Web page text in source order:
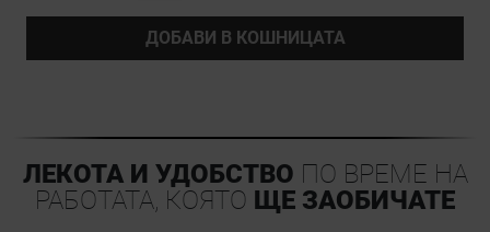
ДОБАВИ В КОШНИЦАТА
ЛЕКОТА И УДОБСТВО ПО ВРЕМЕ НА
РАБОТАТА, КОЯТО ЩЕ ЗАОБИЧАТЕ